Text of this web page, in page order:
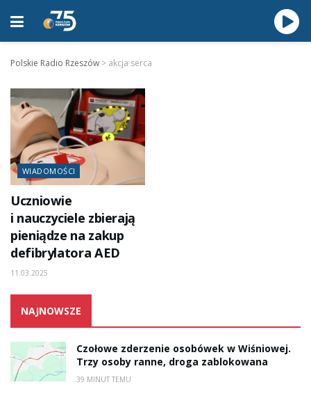
Polskie Radio Rzeszów > akcja serca
WIADOMOŚCI
Uczniowie
i nauczyciele zbierają
pieniądze na zakup
defibrylatora AED
11.03.2025
NAJNOWSZE
Czołowe zderzenie osobówek w Wiśniowej.
Trzy osoby ranne, droga zablokowana
39 MINUT TEMU